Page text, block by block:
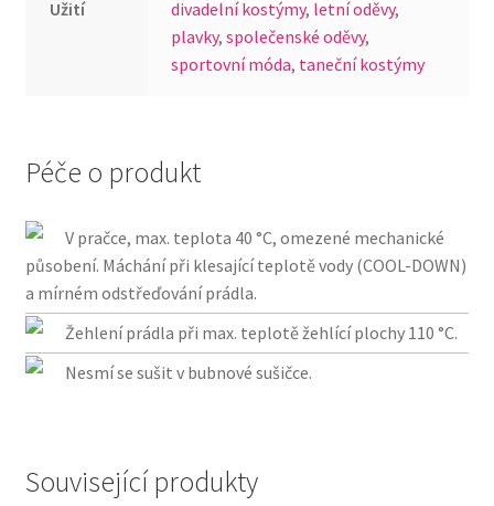
Užití divadelní kostýmy, letní oděvy,
plavky,společenské oděvy,
sportovní móda, taneční kostýmy
Péče o produkt
V pračce, max. teplota 40 °C, omezené mechanické
působení. Máchání při klesající teplotě vody (COOL-DOWN)
a mírném odstřeďování prádla.
Žehlení prádla při max. teplotě žehlící plochy 110 °C.
Nesmí se sušit v bubnové sušičce.
Související produkty